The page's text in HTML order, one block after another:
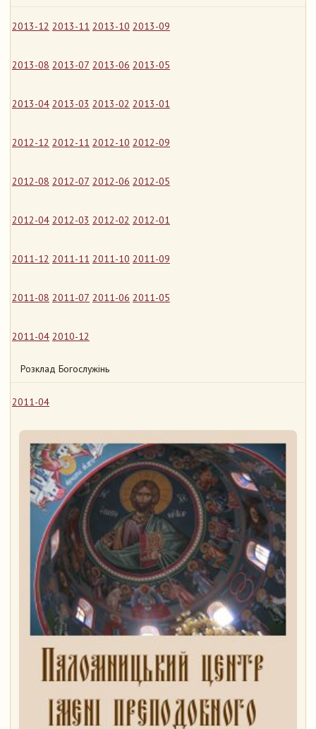
2013-12 2013-11 2013-10 2013-09
2013-08 2013-07 2013-06 2013-05
2013-04 2013-03 2013-02 2013-01
2012-12 2012-11 2012-10 2012-09
2012-08 2012-07 2012-06 2012-05
2012-04 2012-03 2012-02 2012-01
2011-12 2011-11 2011-10 2011-09
2011-08 2011-07 2011-06 2011-05
2011-04 2010-12
Розклад Богослужінь
2011-04